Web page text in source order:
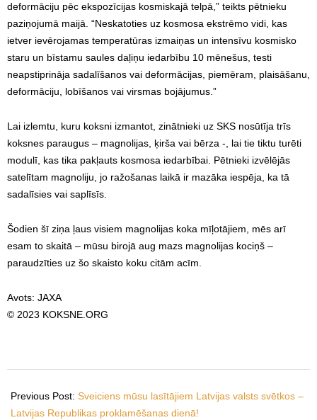
deformāciju pēc ekspozīcijas kosmiskajā telpā,” teikts pētnieku
paziņojumā maijā. “Neskatoties uz kosmosa ekstrēmo vidi, kas
ietver ievērojamas temperatūras izmaiņas un intensīvu kosmisko
staru un bīstamu saules daļiņu iedarbību 10 mēnešus, testi
neapstiprināja sadalīšanos vai deformācijas, piemēram, plaisāšanu,
deformāciju, lobīšanos vai virsmas bojājumus.”
Lai izlemtu, kuru koksni izmantot, zinātnieki uz SKS nosūtīja trīs
koksnes paraugus – magnolijas, ķirša vai bērza -, lai tie tiktu turēti
modulī, kas tika pakļauts kosmosa iedarbībai. Pētnieki izvēlējās
satelītam magnoliju, jo ražošanas laikā ir mazāka iespēja, ka tā
sadalīsies vai saplīsīs.
Šodien šī ziņa ļaus visiem magnolijas koka mīļotājiem, mēs arī
esam to skaitā – mūsu birojā aug mazs magnolijas kociņš –
paraudzīties uz šo skaisto koku citām acīm.
Avots: JAXA
© 2023 KOKSNE.ORG
11-
22
Previous Post: Sveiciens mūsu lasītājiem Latvijas valsts svētkos –
Latvijas Republikas proklamēšanas dienā!